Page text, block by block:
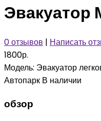
0 отзывов | Написать
1800р.
Модель: Эвакуатор
Автопарк В наличии
обзор